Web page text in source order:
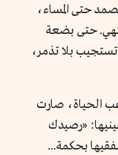
حتى المساء،
حتى بضعة
بلا تذمر،
الحياة، صارت
«رصيدك
بحكمة...